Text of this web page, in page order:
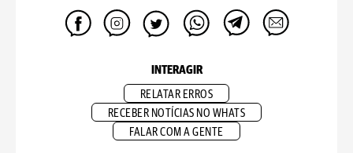
INTERAGIR
RELATAR ERROS
RECEBER NOTÍCIAS NO WHATS
FALAR COM A GENTE